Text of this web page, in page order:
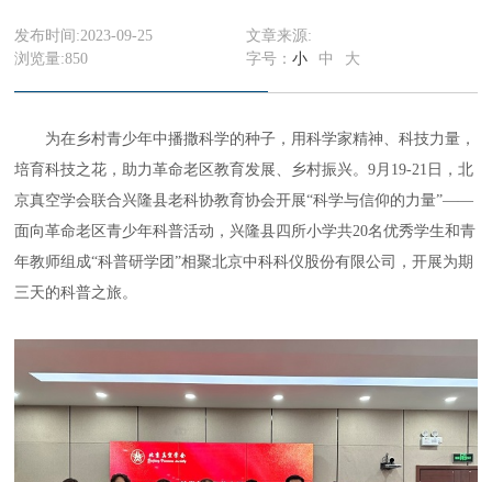
发布时间:2023-09-25
文章来源:
浏览量:850 字号： 小 中 大
为在乡村青少年中播撒科学的种子，用科学家精神、科技力量，
培育科技之花，助力革命老区教育发展、乡村振兴。9月19-21日，北
京真空学会联合兴隆县老科协教育协会开展“科学与信仰的力量”——
面向革命老区青少年科普活动，兴隆县四所小学共20名优秀学生和青
年教师组成“科普研学团”相聚北京中科科仪股份有限公司，开展为期
三天的科普之旅。